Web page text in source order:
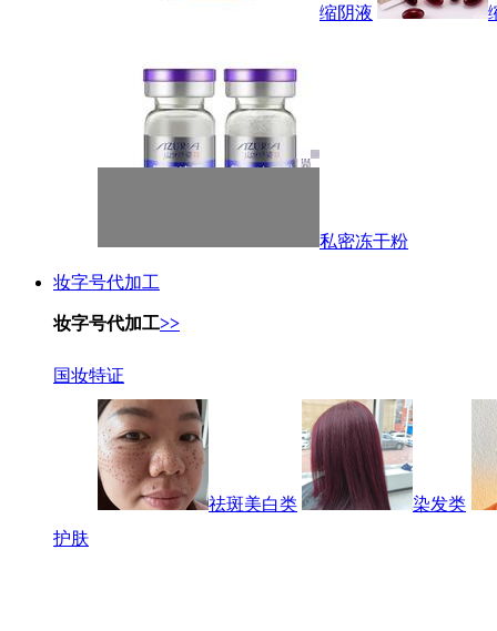
缩阴液
私密冻干粉
妆字号代加工
妆字号代加工>>
国妆特证
祛斑美白类
染发类
护肤